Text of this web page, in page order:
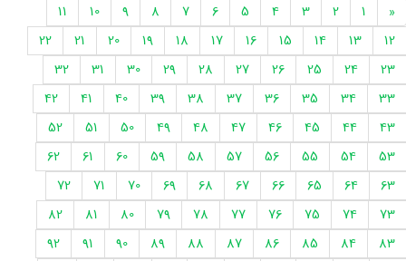
«
1
2
3
4
5
6
7
8
9
10
11
12
13
14
15
16
17
18
19
20
21
22
23
24
25
26
27
28
29
30
31
32
33
34
35
36
37
38
39
40
41
42
43
44
45
46
47
48
49
50
51
52
53
54
55
56
57
58
59
60
61
62
63
64
65
66
67
68
69
70
71
72
73
74
75
76
77
78
79
80
81
82
83
84
85
86
87
88
89
90
91
92